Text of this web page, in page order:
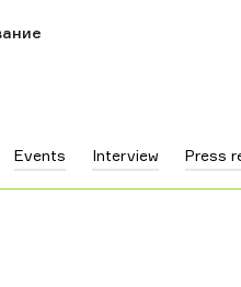
Events Interview Press